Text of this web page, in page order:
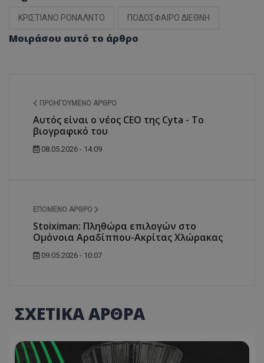
ΚΡΙΣΤΙΑΝΟ ΡΟΝΑΛΝΤΟ ΠΟΔΟΣΦΑΙΡΟ ΔΙΕΘΝΗ
Μοιράσου αυτό το άρθρο
ΠΡΟΗΓΟΎΜΕΝΟ ΆΡΘΡΟ
Αυτός είναι ο νέος CEO της Cyta - Το
βιογραφικό του
08.05.2026 - 14:09
ΕΠΌΜΕΝΟ ΆΡΘΡΟ
Stoiximan: Πληθώρα επιλογών στο
Ομόνοια Αραδίππου-Ακρίτας Χλώρακας
09.05.2026 - 10:07
ΣΧΕΤΙΚΑ ΑΡΘΡΑ